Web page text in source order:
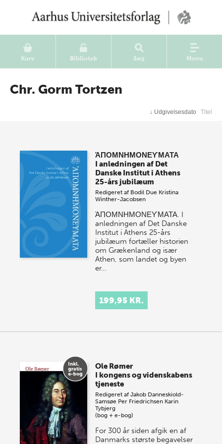
Kurv Bibliotek Søg Menu
Chr. Gorm Tortzen
↓ Udgivelsesdato Titel
ΆΠΟΜΝΗΜΟΝΕϒΜΑΤΑ
I anledningen af Det
Danske Institut i Athens
25-års jubilæum
Redigeret af Bodil Due Kristina
Winther-Jacobsen
ΆΠΟΜΝΗΜΟΝΕϒΜΑΤΑ. I
anledningen af Det Danske
Institut i Athens 25-års
jubilæum fortæller historien
om Grækenland og især
Athen, som landet og byen
er…
199,95 KR.
Ole Rømer
I kongens og videnskabens
tjeneste
Redigeret afJakob Danneskiold-
Samsøe Per Friedrichsen Karin
Tybjerg
(bog + e-bog)
For 300 år siden afgik en af
Danmarks største begavelser